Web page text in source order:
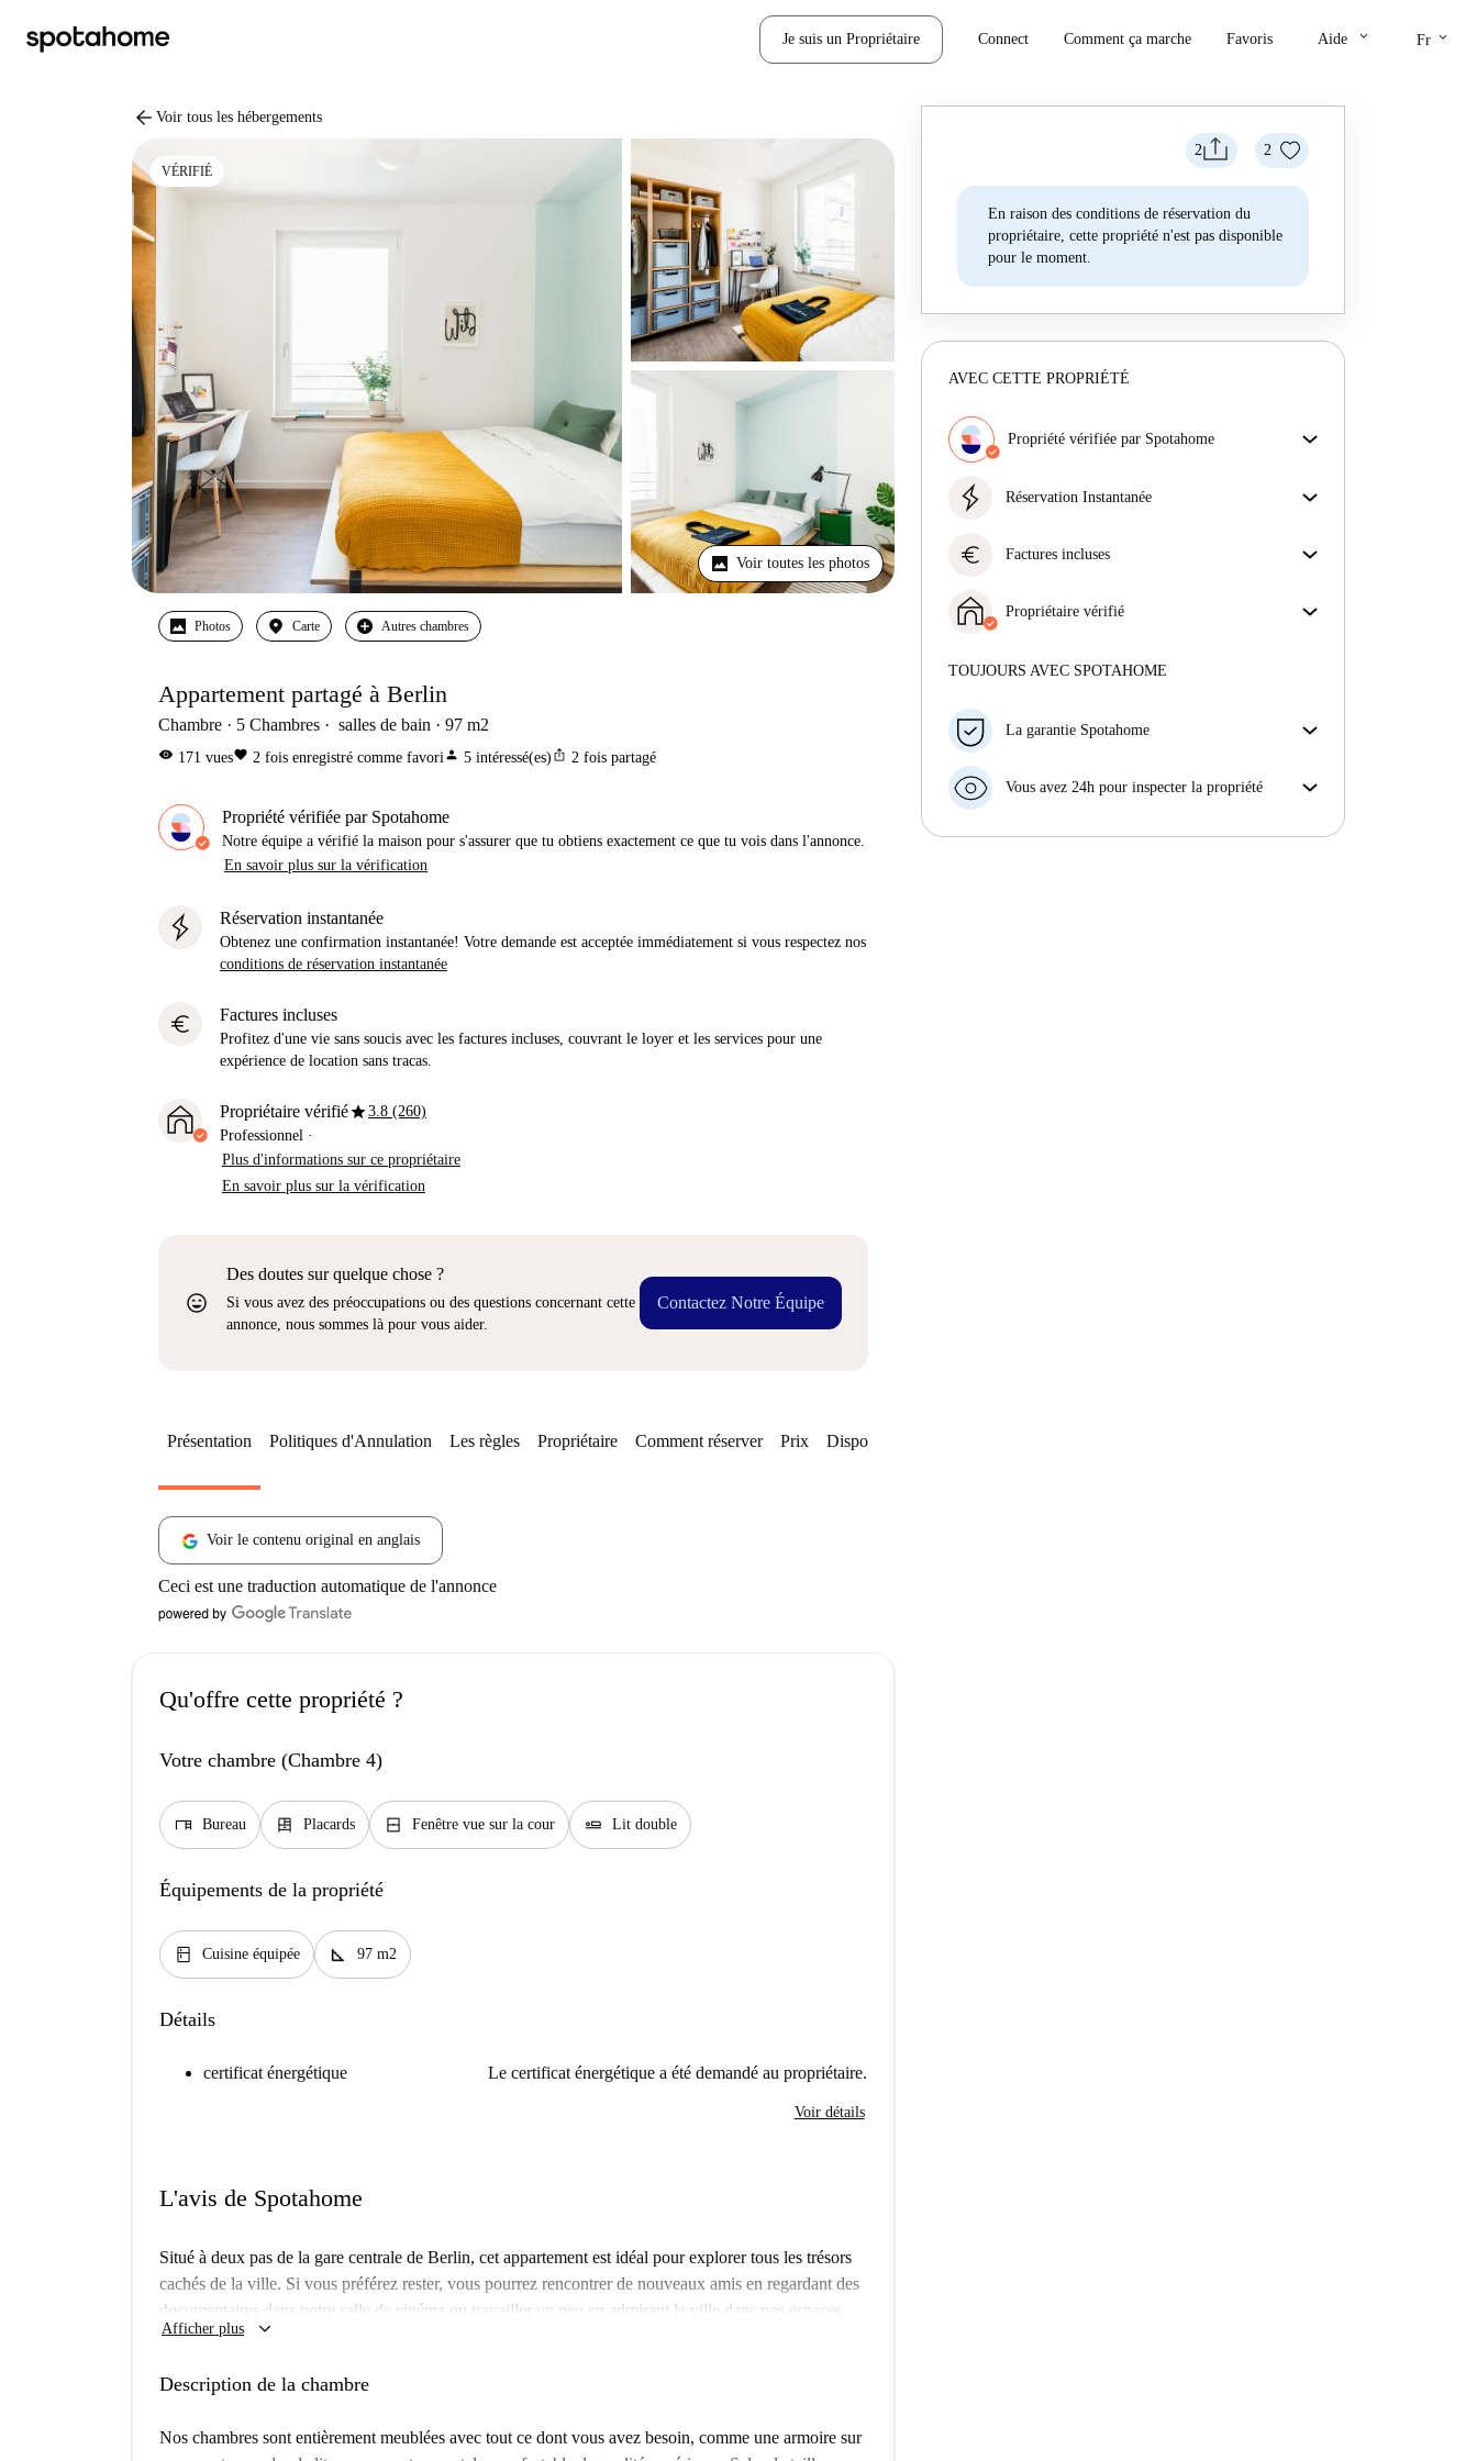
Je suis un Propriétaire Connect Comment ça marche Favoris Aide keyboard_arrow_down Fr keyboard_arrow_down
arrow_back Voir tous les hébergements
VÉRIFIÉ
Voir toutes les photos
Photos Carte Autres chambres
Appartement partagé à Berlin
Chambre 5 Chambres salles de bain 97 m2
visibility 171 vuesfavorite 2 fois enregistré comme favoriperson 5 intéressé(es) ios_share 2 fois partagé
Propriété vérifiée par Spotahome
Notre équipe a vérifié la maison pour s'assurer que tu obtiens exactement ce que tu vois dans l'annonce.
En savoir plus sur la vérification
Réservation instantanée
Obtenez une confirmation instantanée! Votre demande est acceptée immédiatement si vous respectez nos
conditions de réservation instantanée
euro Factures incluses
Profitez d'une vie sans soucis avec les factures incluses, couvrant le loyer et les services pour une
expérience de location sans tracas.
Propriétaire vérifiéstar3.8 (260)
Professionnel ·
Plus d'informations sur ce propriétaire
En savoir plus sur la vérification
sentiment_very_satisfied
Des doutes sur quelque chose ?
Si vous avez des préoccupations ou des questions concernant cette
annonce, nous sommes là pour vous aider.
Contactez Notre Équipe
2 2
En raison des conditions de réservation du
propriétaire, cette propriété n'est pas disponible
pour le moment.
AVEC CETTE PROPRIÉTÉ
Propriété vérifiée par Spotahome
obtiens exactement ce que tu vois dans l'annonce.
Réservation Instantanée
acceptée immédiatement si elle satisfait les
euro Factures incluses
incluses, couvrant le loyer et les services pour une
expérience de location sans tracas.
Propriétaire vérifié
Plus d'informations sur ce propriétaire
TOUJOURS AVEC SPOTAHOME
La garantie Spotahome
préavis, nous allons soit (A) vous payer une chambre
soit (B) vous rembourser en totalité.
Vous avez 24h pour inspecter la propriété
Présentation Politiques d'Annulation Les règles Propriétaire Comment réserver Prix Disponibilités
Voir le contenu original en anglais
Ceci est une traduction automatique de l'annonce
Qu'offre cette propriété ?
Votre chambre (Chambre 4)
desk Bureau dresser Placards window_closed Fenêtre vue sur la cour airline_seat_flat Lit double
Équipements de la propriété
kitchen Cuisine équipée square_foot 97 m2
Détails
certificat énergétique Le certificat énergétique a été demandé au propriétaire.
Voir détails
L'avis de Spotahome
Situé à deux pas de la gare centrale de Berlin, cet appartement est idéal pour explorer tous les trésors
cachés de la ville. Si vous préférez rester, vous pourrez rencontrer de nouveaux amis en regardant des
documentaires dans notre salle de cinéma ou travailler un peu en admirant la ville dans nos espaces
communs. Et si vous avez envie d'un verre au calme, vous pourrez le faire dans notre bar caché –
créativité : vous y trouverez toutes les casseroles, poêles et couteaux nécessaires, ainsi qu'un
réfrigérateur pour garder les aliments au frais. La salle à manger est un espace idéal pour se détendre
Afficher plus keyboard_arrow_down
Description de la chambre
Nos chambres sont entièrement meublées avec tout ce dont vous avez besoin, comme une armoire sur